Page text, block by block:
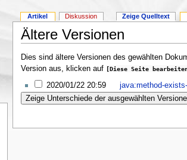
Ältere Versionen
Dies sind ältere Versionen des gewählten
Version aus, klicken auf [Diese Seite
2020/01/22 20:59 java:method-
Artikel Diskussion Zeige Quelltext